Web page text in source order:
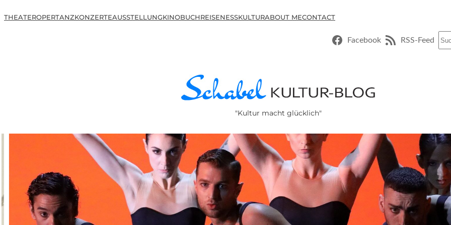
THEATEROPERTANZKONZERTEAUSSTELLUNGKINOBUCHREISENESSKULTURABOUT MECONTACT
Facebook RSS-Feed
"Kultur macht glücklich"